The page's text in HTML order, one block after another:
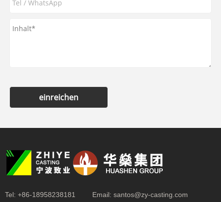
einreichen
Tel: +86-18958238181 Email: santos@zy-casting.com